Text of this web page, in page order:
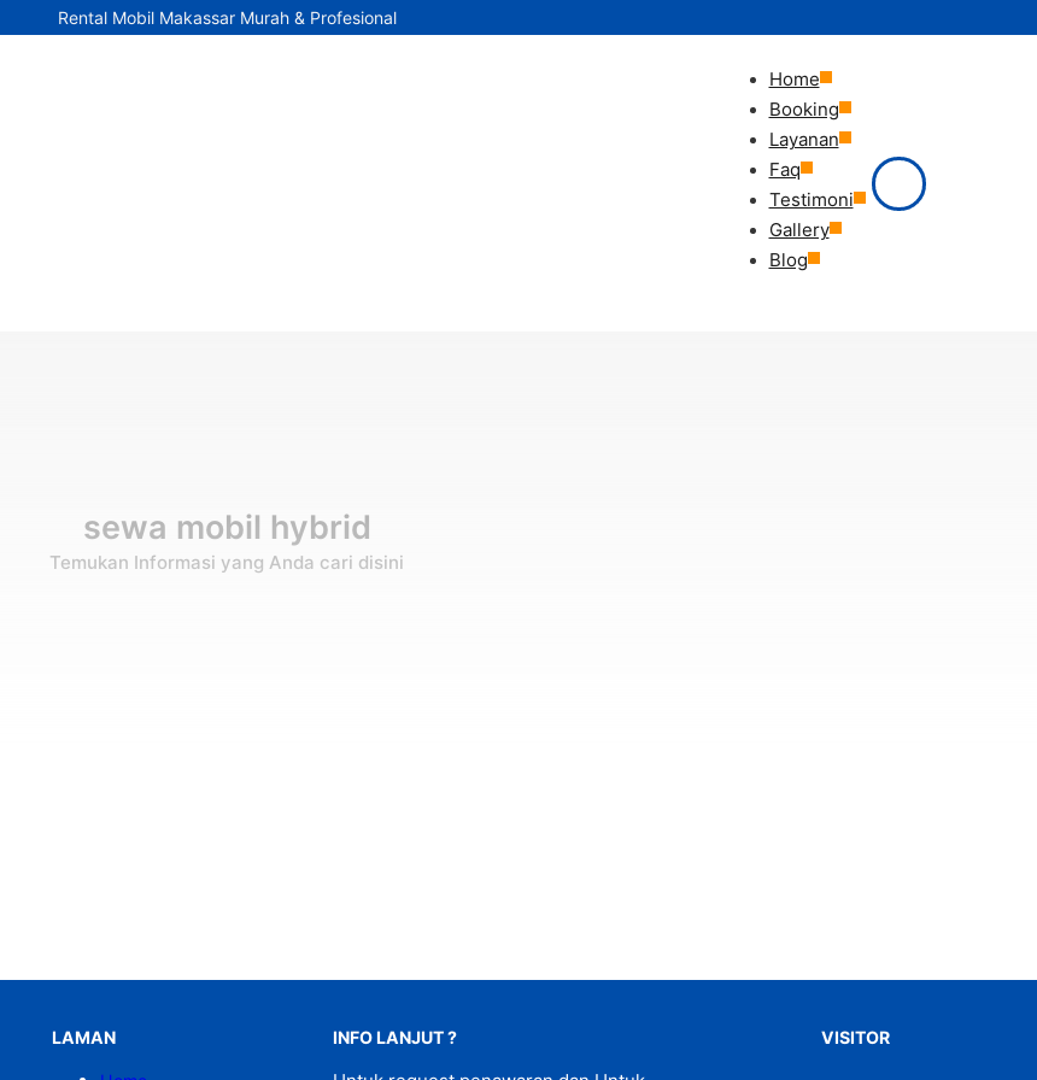
Rental Mobil Makassar Murah & Profesional
Home
Booking
Layanan
Faq
Testimoni
Gallery
Blog
sewa mobil hybrid
Temukan Informasi yang Anda cari disini
LAMAN INFO LANJUT ? VISITOR